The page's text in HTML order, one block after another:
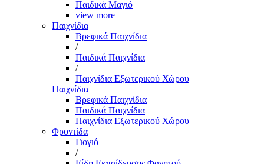
Παιδικά Μαγιό
view more
Παιχνίδια
Βρεφικά Παιχνίδια
/
Παιδικά Παιχνίδια
/
Παιχνίδια Εξωτερικού Χώρου
Παιχνίδια
Βρεφικά Παιχνίδια
Παιδικά Παιχνίδια
Παιχνίδια Εξωτερικού Χώρου
Φροντίδα
Γιογιό
/